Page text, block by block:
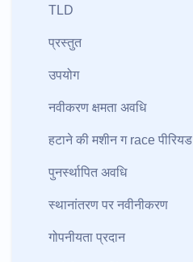
TLD
प्रस्तुत
उपयोग
नवीकरण क्षमता अवधि
हटाने की मशीन ग race पीरियड
पुनर्स्थापित अवधि
स्थानांतरण पर नवीनीकरण
गोपनीयता प्रदान